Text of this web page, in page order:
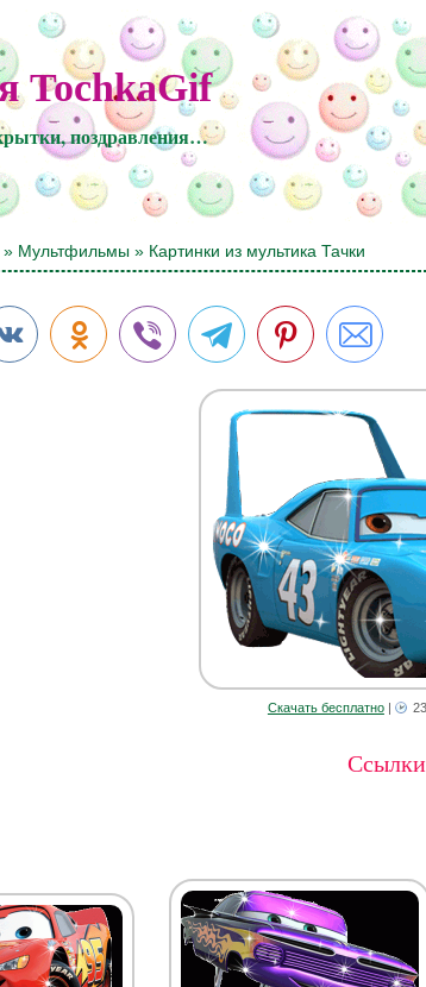
TochkaGif
поздравления…
» Мультфильмы » Картинки из мультика Тачки
Скачать бесплатно|
Ссылки